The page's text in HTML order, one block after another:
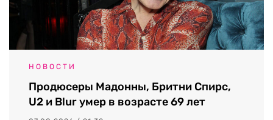
НОВОСТИ
Продюсеры Мадонны, Бритни Спирс,
U2 и Blur умер в возрасте 69 лет